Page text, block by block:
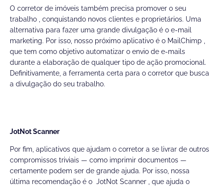
O corretor de imóveis também precisa promover o seu
trabalho , conquistando novos clientes e proprietários. Uma
alternativa para fazer uma grande divulgação é o e-mail
marketing. Por isso, nosso próximo aplicativo é o MailChimp ,
que tem como objetivo automatizar o envio de e-mails
durante a elaboração de qualquer tipo de ação promocional.
Definitivamente, a ferramenta certa para o corretor que busca
a divulgação do seu trabalho.
JotNot Scanner
Por fim, aplicativos que ajudam o corretor a se livrar de outros
compromissos triviais — como imprimir documentos —
certamente podem ser de grande ajuda. Por isso, nossa
última recomendação é o JotNot Scanner
, que ajuda o